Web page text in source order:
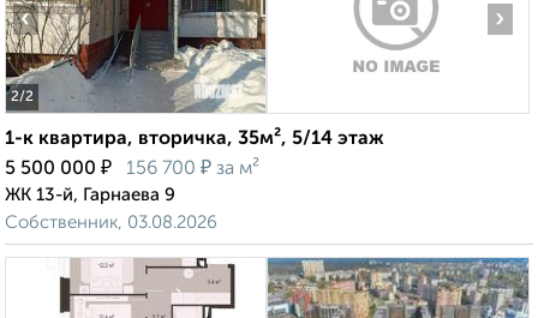
2/2
‹ ›
1-к квартира, вторичка, 35м², 5/14 этаж
5 500 000 ₽ 156 700 ₽ за м²
ЖК 13-й, Гарнаева 9
Собственник, 03.08.2026